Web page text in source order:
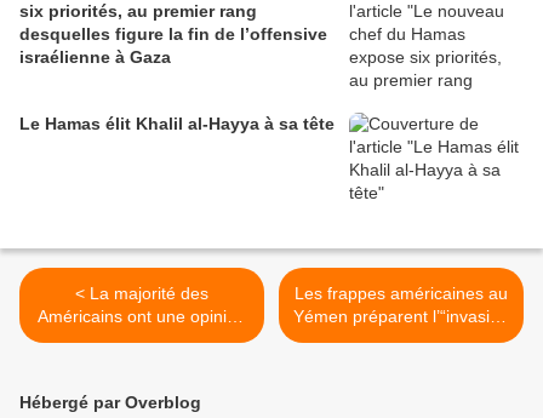
six priorités, au premier rang
desquelles figure la fin de l’offensive
israélienne à Gaza
Le Hamas élit Khalil al-Hayya à sa tête
< La majorité des
Américains ont une opinion
négative d’Israël
Les frappes américaines au
Yémen préparent l’“invasion
terrestre” par les milices
Hébergé par Overblog